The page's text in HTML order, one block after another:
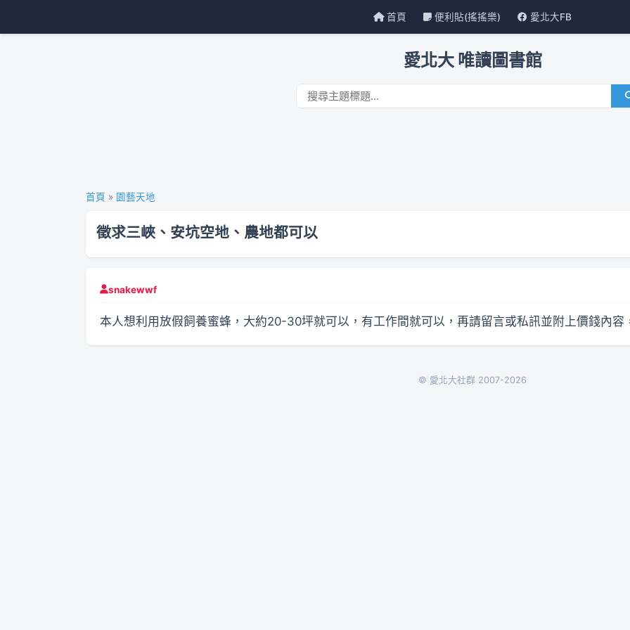
首頁 便利貼(搖搖樂) 愛北大FB
愛北大 唯讀圖書館
首頁 » 園藝天地
徵求三峽、安坑空地、農地都可以
snakewwf
本人想利用放假飼養蜜蜂，大約20-30坪就可以，有工作間就可以，再請留言或私訊並附上價錢內容
© 愛北大社群 2007-2026